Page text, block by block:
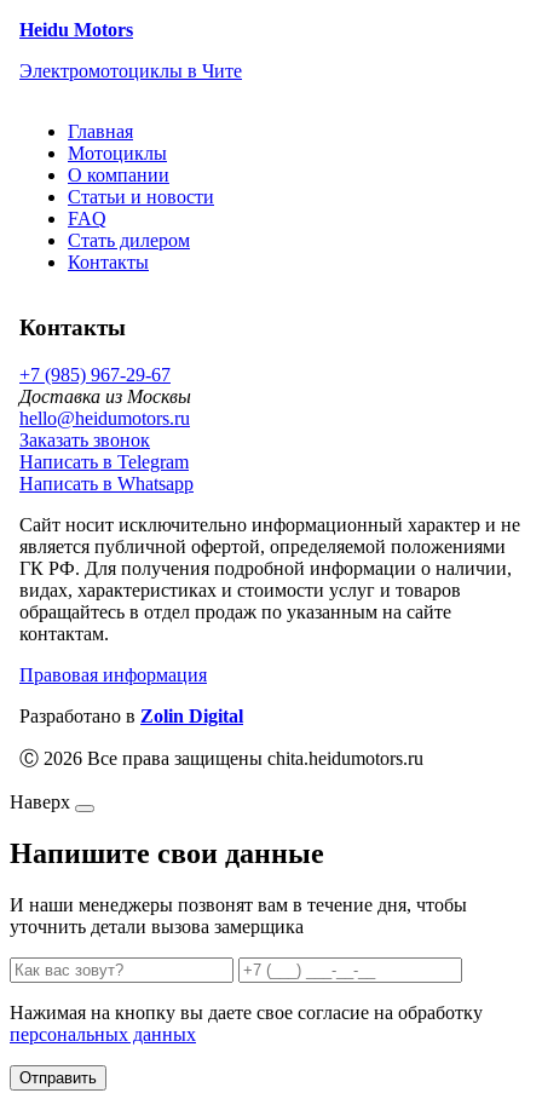
Heidu Motors
Электромотоциклы в Чите
Главная
Мотоциклы
О компании
Статьи и новости
FAQ
Стать дилером
Контакты
Контакты
+7 (985) 967-29-67
Доставка из Москвы
hello@heidumotors.ru
Заказать звонок
Написать в Telegram
Написать в Whatsapp
Сайт носит исключительно информационный характер и не
является публичной офертой, определяемой положениями
ГК РФ. Для получения подробной информации о наличии,
видах, характеристиках и стоимости услуг и товаров
обращайтесь в отдел продаж по указанным на сайте
контактам.
Правовая информация
Разработано в Zolin Digital
Ⓒ 2026 Все права защищены chita.heidumotors.ru
Наверх
Напишите свои данные
И наши менеджеры позвонят вам в течение дня, чтобы
уточнить детали вызова замерщика
Нажимая на кнопку вы даете свое согласие на обработку
персональных данных
Отправить